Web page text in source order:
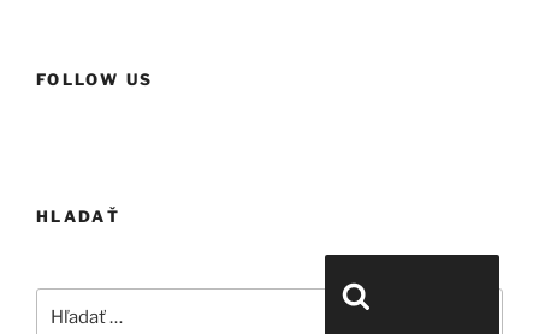
FOLLOW US
HLADAŤ